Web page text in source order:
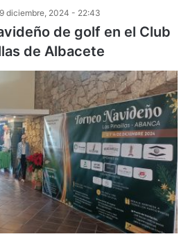
diciembre, 2024 - 22:43
de golf en el Club
de Albacete